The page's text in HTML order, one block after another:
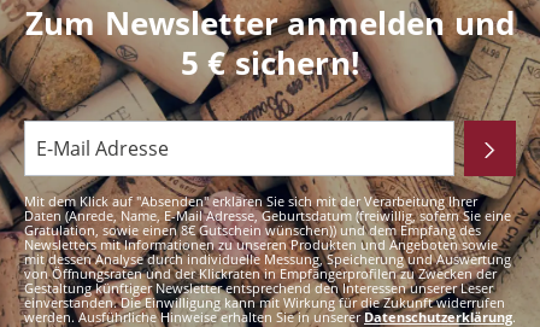
Zum Newsletter anmelden und
5 € sichern!
Mit dem Klick auf "Absenden" erklären Sie sich mit der Verarbeitung Ihrer
Daten (Anrede, Name, E-Mail Adresse, Geburtsdatum (freiwillig, sofern Sie eine
Gratulation, sowie einen 8€ Gutschein wünschen)) und dem Empfang des
Newsletters mit Informationen zu unseren Produkten und Angeboten sowie
mit dessen Analyse durch individuelle Messung, Speicherung und Auswertung
von Öffnungsraten und der Klickraten in Empfängerprofilen zu Zwecken der
Gestaltung künftiger Newsletter entsprechend den Interessen unserer Leser
einverstanden. Die Einwilligung kann mit Wirkung für die Zukunft widerrufen
werden. Ausführliche Hinweise erhalten Sie in unsererDatenschutzerklärung.